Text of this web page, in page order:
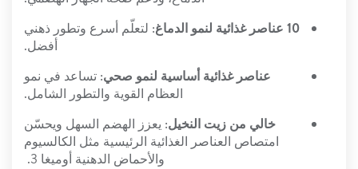
10 عناصر غذائية لنمو الدماغ
: لتعلّم أسرع وتطور ذهني
أفضل.
عناصر غذائية أساسية لنمو صحي: تساعد في نمو
العظام القوية والتطور الشامل.
خالي من زيت النخيل: يعزز الهضم السهل ويحسّن
امتصاص العناصر الغذائية الرئيسية مثل الكالسيوم
والأحماض الدهنية أوميغا 3.